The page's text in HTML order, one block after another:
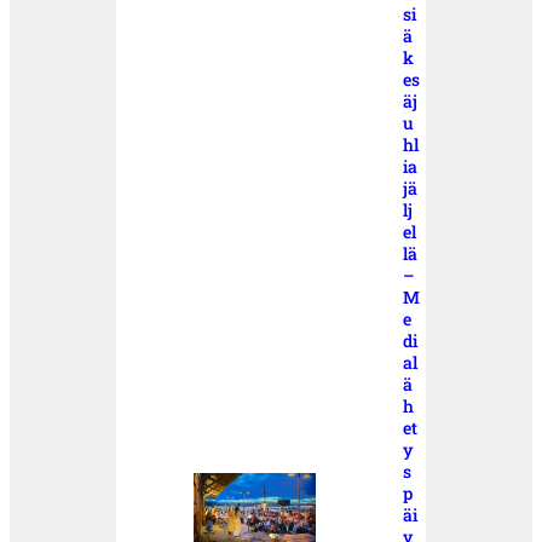
si
ä
k
es
äj
u
hl
ia
jä
lj
el
lä
–
M
e
di
al
ä
h
et
y
s
p
äi
v